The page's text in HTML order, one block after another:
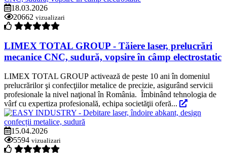
18.03.2026
20662 vizualizari
LIMEX TOTAL GROUP - Tăiere laser, prelucrări
mecanice CNC, sudură, vopsire în câmp electrostatic
LIMEX TOTAL GROUP activează de peste 10 ani în domeniul
prelucrărilor şi confecţiilor metalice de precizie, asigurând servicii
profesionale la nivel naţional în România. Îmbinând tehnologia de
vârf cu expertiza profesională, echipa societăţii oferă...
15.04.2026
5594 vizualizari